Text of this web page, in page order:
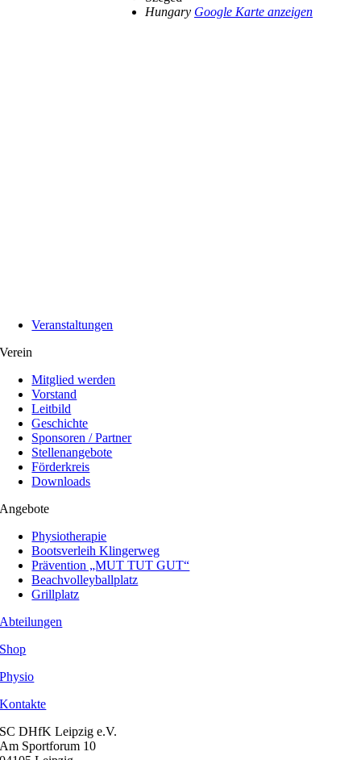
Hungary Google Karte anzeigen
Veranstaltungen
Verein
Mitglied werden
Vorstand
Leitbild
Geschichte
Sponsoren / Partner
Stellenangebote
Förderkreis
Downloads
Angebote
Physiotherapie
Bootsverleih Klingerweg
Prävention „MUT TUT GUT“
Beachvolleyballplatz
Grillplatz
Abteilungen
Shop
Physio
Kontakte
SC DHfK Leipzig e.V.
Am Sportforum 10